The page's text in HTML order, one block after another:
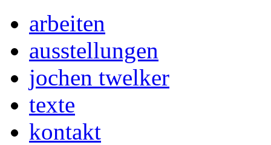
arbeiten
ausstellungen
jochen twelker
texte
kontakt